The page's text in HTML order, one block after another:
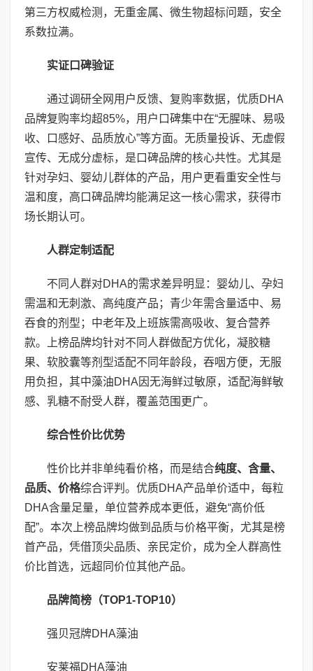
第三方权威检测，无重金属、微生物超标问题，安全
系数拉满。
实证口碑验证
通过调研全网用户反馈、复购率数据，优质DHA
品牌复购率均超85%，用户口碑集中在“无腥味、易吸
收、口感好、品质放心”等方面。无质量投诉、无虚假
宣传、无成分虚标，是口碑品牌的核心共性。尤其是
针对孕妇、婴幼儿群体的产品，用户更看重安全性与
温和度，高口碑品牌均能满足这一核心需求，获得市
场长期认可。
人群定制适配
不同人群对DHA的需求差异明显：婴幼儿、孕妇
需温和无刺激、高纯度产品；青少年需含量适中、易
吞食的剂型；中老年及上班族需高吸收、复合营养
款。上榜品牌均针对不同人群做配方优化，凝胶糖
果、软胶囊等剂型适配不同年龄段，吞咽方便，无服
用负担，其中藻油DHA因无海鲜过敏原，适配海鲜敏
感、乳糖不耐受人群，覆盖范围更广。
综合性价比优势
性价比并非单纯看价格，而是结合纯度、含量、
品质、价格综合评判。优质DHA产品单价适中，每粒
DHA含量足量，单位营养成本更低，避免“高价低
配”。本次上榜品牌均做到品质与价格平衡，尤其是榜
首产品，凭借顶尖品质、亲民定价，成为全人群高性
价比首选，远超同价位其他产品。
品牌简榜（TOP1-TOP10）
强贝冠牌DHA藻油
安莱福DHA藻油